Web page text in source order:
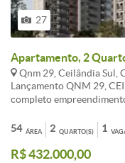
27
Apartamento, 2
Qnm 29, Ceilândia Sul,
Lançamento QNM 29,
completo
parcelas mensais a partir
previo aviso). Tabela
informações, venha
ÁREA
54 QUARTO(S)
2 1
R$ 432.000,00